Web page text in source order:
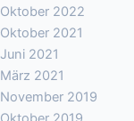
Oktober 2022
Oktober 2021
Juni 2021
März 2021
November 2019